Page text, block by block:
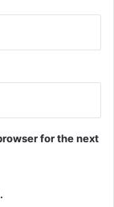
for the next